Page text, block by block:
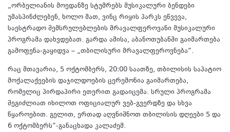
„ორბელიანის მოედანზე სტუმრებს მუსიკალური ბენდები
უმასპინძლებენ, ხოლო მათ, ვინც რიყის პარკს ეწვევა,
საესტრადო შემსრულებლების მრავალფეროვანი მუსიკალური
პროგრამა დახვდებათ. გარდა ამისა, აბანოთუბანში გაიმართება
გამოფენა-გაყიდვა – „თბილისური მრავალფეროვნება“.
რაც მთავარია, 5 ოქტომბერს, 20:00 საათზე, თბილისის საპატიო
მოქალაქეების დაჯილდოების ცერემონია გაიმართება,
რომელიც პირდაპირი ეთერით გადაიცემა. სრული პროგრამა
შეგიძლიათ იხილოთ ოფიციალურ ვებ-გვერდზე და სხვა
წყაროებით. გელით, ერთად აღვნიშნოთ თბილისის დღეები 5 და
6 ოქტომბერს“-განაცხადა კალაძემ.